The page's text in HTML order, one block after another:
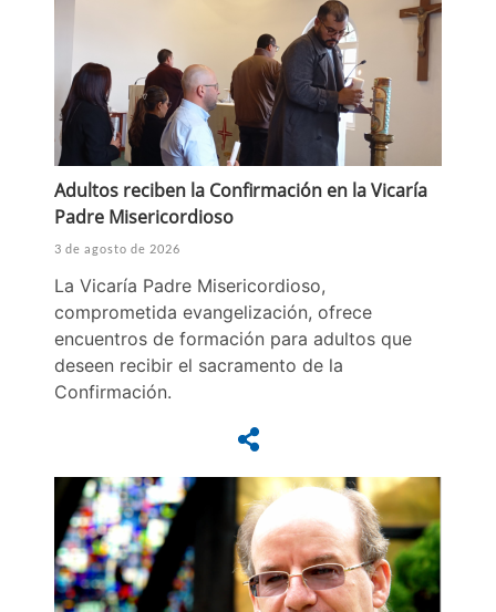
Adultos reciben la Confirmación en la Vicaría
Padre Misericordioso
3 de agosto de 2026
La Vicaría Padre Misericordioso,
comprometida evangelización, ofrece
encuentros de formación para adultos que
deseen recibir el sacramento de la
Confirmación.